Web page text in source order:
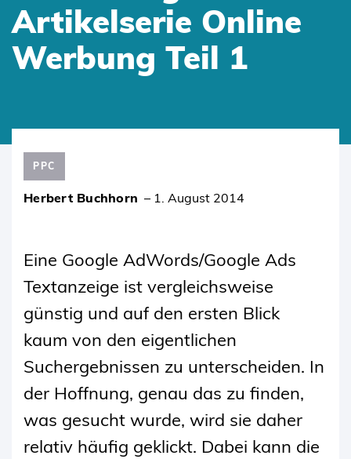
Artikelserie Online
Werbung Teil 1
PPC
Herbert Buchhorn – 1. August 2014
Eine Google AdWords/Google Ads
Textanzeige ist vergleichsweise
günstig und auf den ersten Blick
kaum von den eigentlichen
Suchergebnissen zu unterscheiden. In
der Hoffnung, genau das zu finden,
was gesucht wurde, wird sie daher
relativ häufig geklickt. Dabei kann die